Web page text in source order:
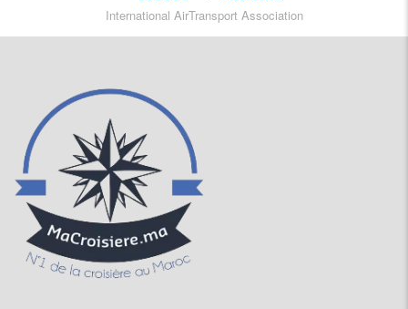
International AirTransport Association